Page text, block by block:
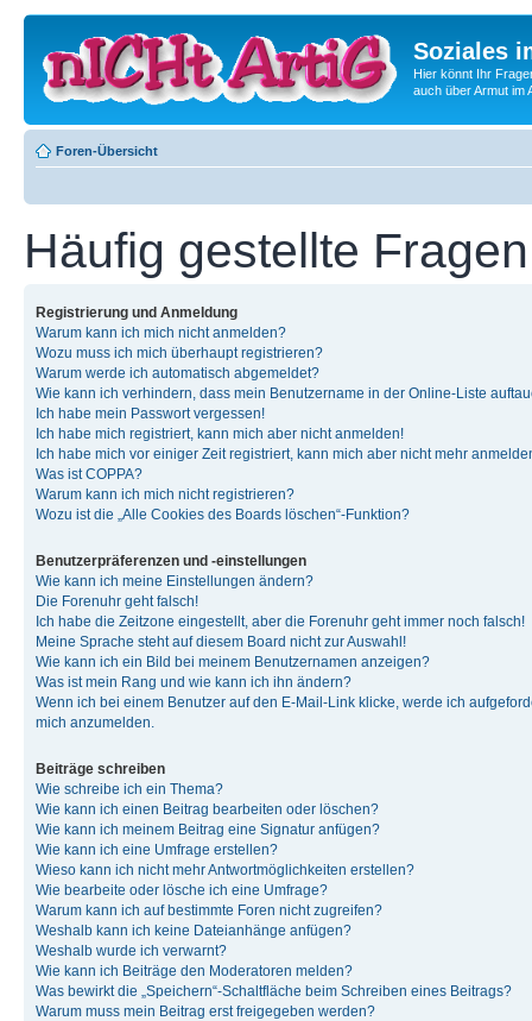
Soziales
Hier könnt Ihr
auch über Armut im
Foren-Übersicht
Häufig gestellte Fragen
Registrierung und Anmeldung
Warum kann ich mich nicht anmelden?
Wozu muss ich mich überhaupt registrieren?
Warum werde ich automatisch abgemeldet?
Wie kann ich verhindern, dass mein Benutzername in der Online-Liste
Ich habe mein Passwort vergessen!
Ich habe mich registriert, kann mich aber nicht anmelden!
Ich habe mich vor einiger Zeit registriert, kann mich aber nicht mehr
Was ist COPPA?
Warum kann ich mich nicht registrieren?
Wozu ist die „Alle Cookies des Boards löschen“-Funktion?
Benutzerpräferenzen und -einstellungen
Wie kann ich meine Einstellungen ändern?
Die Forenuhr geht falsch!
Ich habe die Zeitzone eingestellt, aber die Forenuhr geht immer noch falsch!
Meine Sprache steht auf diesem Board nicht zur Auswahl!
Wie kann ich ein Bild bei meinem Benutzernamen anzeigen?
Was ist mein Rang und wie kann ich ihn ändern?
Wenn ich bei einem Benutzer auf den E-Mail-Link klicke, werde ich
mich anzumelden.
Beiträge schreiben
Wie schreibe ich ein Thema?
Wie kann ich einen Beitrag bearbeiten oder löschen?
Wie kann ich meinem Beitrag eine Signatur anfügen?
Wie kann ich eine Umfrage erstellen?
Wieso kann ich nicht mehr Antwortmöglichkeiten erstellen?
Wie bearbeite oder lösche ich eine Umfrage?
Warum kann ich auf bestimmte Foren nicht zugreifen?
Weshalb kann ich keine Dateianhänge anfügen?
Weshalb wurde ich verwarnt?
Wie kann ich Beiträge den Moderatoren melden?
Was bewirkt die „Speichern“-Schaltfläche beim Schreiben eines Beitrags?
Warum muss mein Beitrag erst freigegeben werden?